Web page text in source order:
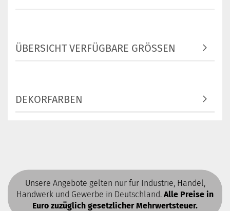
ÜBERSICHT VERFÜGBARE GRÖSSEN
DEKORFARBEN
Unsere Angebote gelten nur für Industrie, Handel,
Handwerk und Gewerbe in Deutschland. Alle Preise in
Euro zuzüglich gesetzlicher Mehrwertsteuer.